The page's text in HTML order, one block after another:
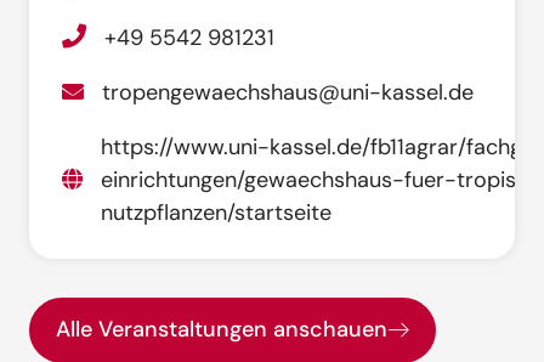
+49 5542 981231
tropengewaechshaus@uni-kassel.de
https://www.uni-kassel.de/fb11agrar/
einrichtungen/gewaechshaus-fuer-
nutzpflanzen/startseite
Alle Veranstaltungen anschauen